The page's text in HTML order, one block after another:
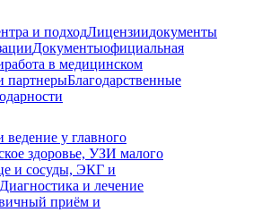
и подходЛицензиидокументы
Документыофициальная
работа в медицинском
партнерыБлагодарственные
у главного
здоровье, УЗИ малого
и сосуды, ЭКГ и
Диагностика и лечение
приём и